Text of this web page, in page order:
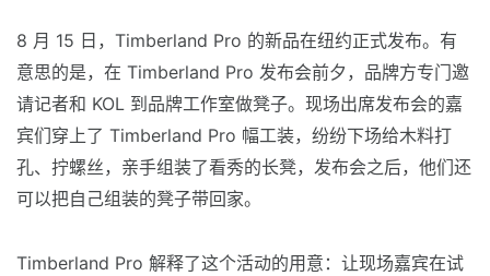
8 月 15 日，Timberland Pro 的新品在纽约正式发布。有
意思的是，在 Timberland Pro 发布会前夕，品牌方专门邀
请记者和 KOL 到品牌工作室做凳子。现场出席发布会的嘉
宾们穿上了 Timberland Pro 幅工装，纷纷下场给木料打
孔、拧螺丝，亲手组装了看秀的长凳，发布会之后，他们还
可以把自己组装的凳子带回家。
Timberland Pro 解释了这个活动的用意：让现场嘉宾在试